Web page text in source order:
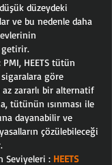
düzeydeki
ve bu nedenle daha
getirir.
PMI, HEETS tütün
sigaralara göre
zararlı bir alternatif
tütünün ısınması ile
dayanabilir ve
çözülebileceği
Seviyeleri : HEETS